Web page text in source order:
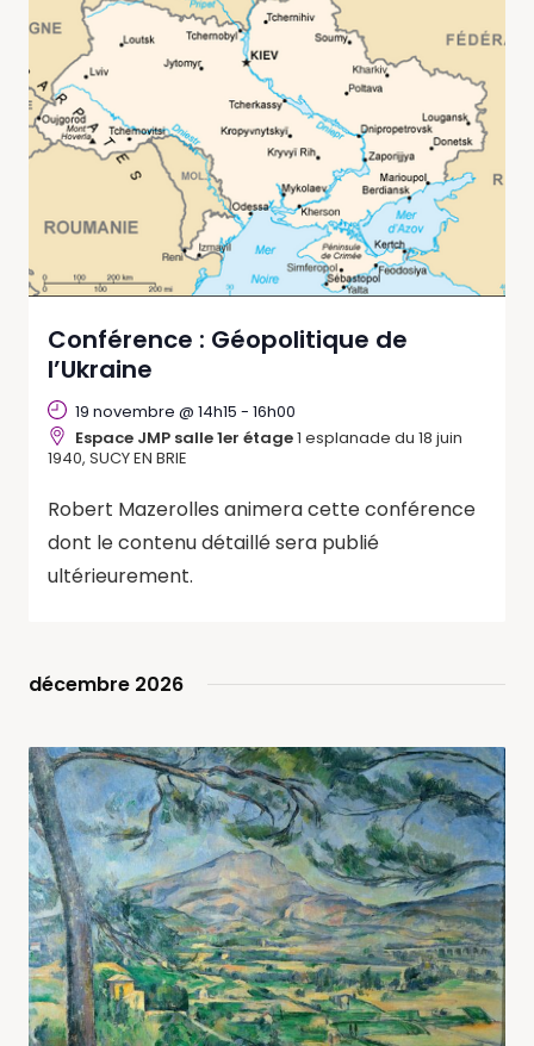
Conférence : Géopolitique de
l’Ukraine
19 novembre @ 14h15 - 16h00
Espace JMP salle 1er étage1 esplanade du 18 juin
1940, SUCY EN BRIE
Robert Mazerolles animera cette conférence
dont le contenu détaillé sera publié
ultérieurement.
décembre 2026